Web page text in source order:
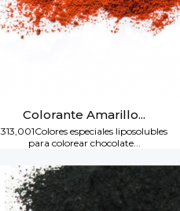
Colorante Amarillo...
313,001Colores especiales liposolubles
para colorear chocolate...